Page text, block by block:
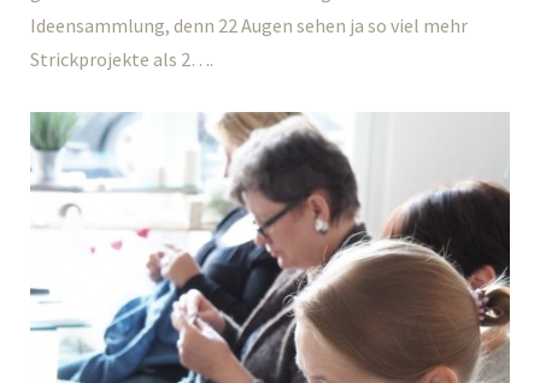
Ideensammlung, denn 22 Augen sehen ja so viel mehr
Strickprojekte als 2….